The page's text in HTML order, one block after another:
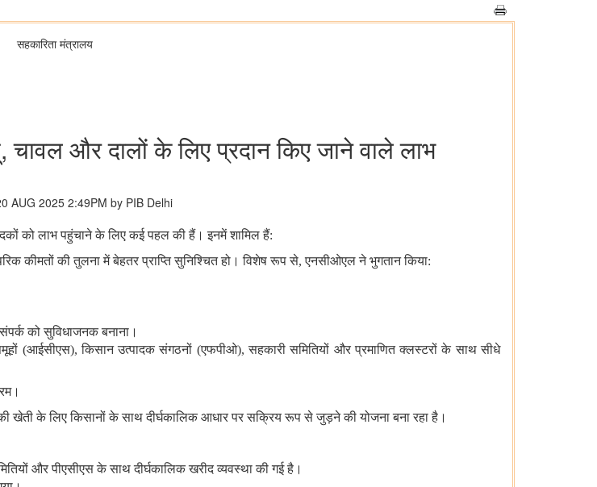
सहकारिता मंत्रालय
चावल और दालों के लिए प्रदान किए जाने वाले लाभ
20 AUG 2025 2:49PM by PIB Delhi
को लाभ पहुंचाने के लिए कई पहल की हैं। इनमें शामिल हैं:
कीमतों की तुलना में बेहतर प्राप्ति सुनिश्चित हो। विशेष रूप से, एनसीओएल ने भुगतान किया:
को सुविधाजनक बनाना।
(आईसीएस), किसान उत्पादक संगठनों (एफपीओ), सहकारी समितियों और प्रमाणित क्लस्टरों के साथ सीधे
खेती के लिए किसानों के साथ दीर्घकालिक आधार पर सक्रिय रूप से जुड़ने की योजना बना रहा है।
और पीएसीएस के साथ दीर्घकालिक खरीद व्यवस्था की गई है।